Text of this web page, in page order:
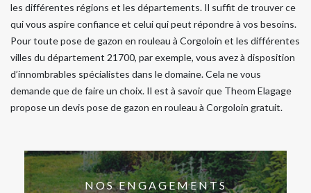
les différentes régions et les départements. Il suffit de trouver ce
qui vous aspire confiance et celui qui peut répondre à vos besoins.
Pour toute pose de gazon en rouleau à Corgoloin et les différentes
villes du département 21700, par exemple, vous avez à disposition
d’innombrables spécialistes dans le domaine. Cela ne vous
demande que de faire un choix. Il est à savoir que Theom Elagage
propose un devis pose de gazon en rouleau à Corgoloin gratuit.
NOS ENGAGEMENTS